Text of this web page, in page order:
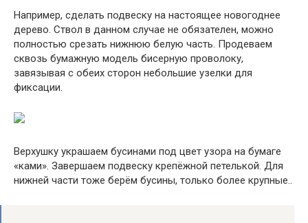
Например, сделать подвеску на настоящее новогоднее
дерево. Ствол в данном случае не обязателен, можно
полностью срезать нижнюю белую часть. Продеваем
сквозь бумажную модель бисерную проволоку,
завязывая с обеих сторон небольшие узелки для
фиксации.
Верхушку украшаем бусинами под цвет узора на бумаге
«ками». Завершаем подвеску крепёжной петелькой. Для
нижней части тоже берём бусины, только более крупные..